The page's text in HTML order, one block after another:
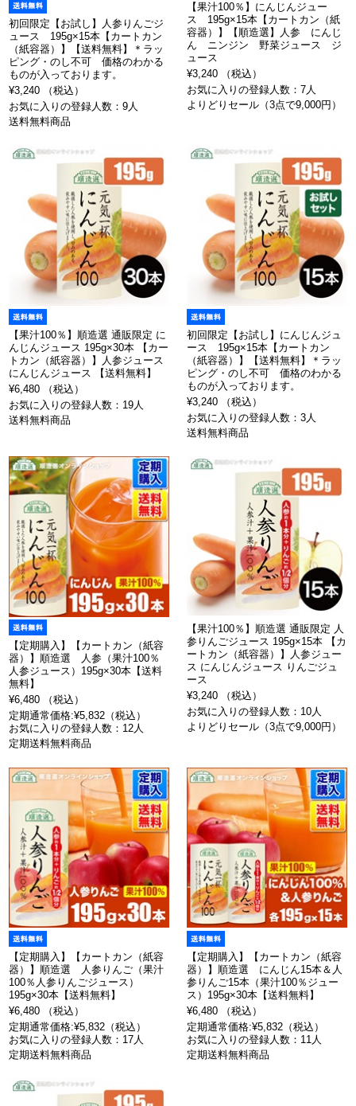
初回限定【お試し】人参りんごジ
ュース 195g×15本【カートカン
（紙容器）】【送料無料】＊ラッ
ピング・のし不可 価格のわかる
ものが入っております。
¥3,240 （税込）
お気に入りの登録人数：9人
送料無料商品
【果汁100％】にんじんジュー
ス 195g×15本【カートカン（紙
容器）】【順造選】人参 にんじ
ん ニンジン 野菜ジュース ジ
ュース
¥3,240 （税込）
お気に入りの登録人数：7人
よりどりセール（3点で9,000円）
【果汁100％】順造選 通販限定 に
んじんジュース 195g×30本 【カー
トカン（紙容器）】人参ジュース
にんじんジュース 【送料無料】
¥6,480 （税込）
お気に入りの登録人数：19人
送料無料商品
初回限定【お試し】にんじんジュ
ース 195g×15本【カートカン
（紙容器）】【送料無料】＊ラッ
ピング・のし不可 価格のわかる
ものが入っております。
¥3,240 （税込）
お気に入りの登録人数：3人
送料無料商品
【定期購入】【カートカン（紙容
器）】順造選 人参（果汁100％
人参ジュース）195g×30本【送料
無料】
¥6,480 （税込）
定期通常価格:¥5,832（税込）
お気に入りの登録人数：12人
定期送料無料商品
【果汁100％】順造選 通販限定 人
参りんごジュース 195g×15本 【カ
ートカン（紙容器）】人参ジュー
ス にんじんジュース りんごジュ
ース
¥3,240 （税込）
お気に入りの登録人数：10人
よりどりセール（3点で9,000円）
【定期購入】【カートカン（紙容
器）】順造選 人参りんご（果汁
100％人参りんごジュース）
195g×30本【送料無料】
¥6,480 （税込）
定期通常価格:¥5,832（税込）
お気に入りの登録人数：17人
定期送料無料商品
【定期購入】【カートカン（紙容
器）】順造選 にんじん15本＆人
参りんご15本（果汁100％ジュー
ス）195g×30本【送料無料】
¥6,480 （税込）
定期通常価格:¥5,832（税込）
お気に入りの登録人数：11人
定期送料無料商品